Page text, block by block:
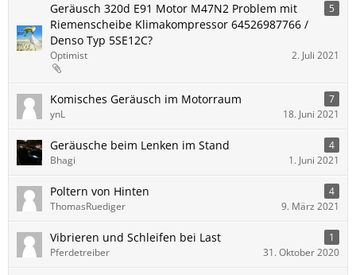
Geräusch 320d E91 Motor M47N2 Problem mit
Riemenscheibe Klimakompressor 64526987766 /
Denso Typ 5SE12C?
5
Optimist 2. Juli 2021
Komisches Geräusch im Motorraum
7
ynL
18. Juni 2021
Geräusche beim Lenken im Stand
4
Bhagi
1. Juni 2021
Poltern von Hinten
4
ThomasRuediger
9. März 2021
Vibrieren und Schleifen bei Last
1
Pferdetreiber
31. Oktober 2020